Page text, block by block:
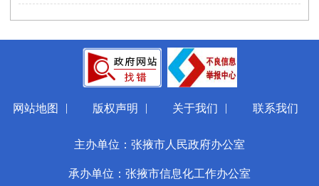
网站地图 | 版权声明 | 关于我们 | 联系我们
主办单位：张掖市人民政府办公室
承办单位：张掖市信息化工作办公室